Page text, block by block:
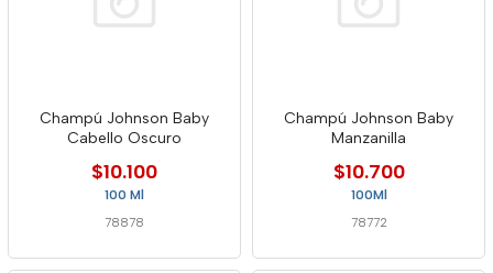
Champú Johnson Baby
Cabello Oscuro
$10.100
100 Ml
78878
Champú Johnson Baby
Manzanilla
$10.700
100Ml
78772